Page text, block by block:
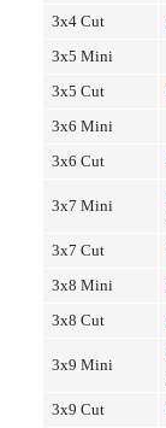
3x4 Cut
3x5 Mini
3x5 Cut
3x6 Mini
3x6 Cut
3x7 Mini
3x7 Cut
3x8 Mini
3x8 Cut
3x9 Mini
3x9 Cut